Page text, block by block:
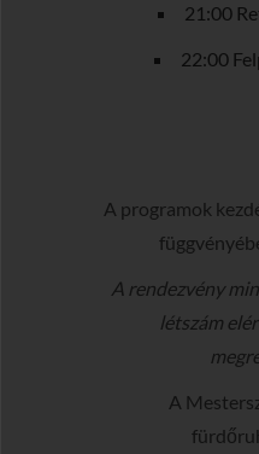
21:00
22:00
A programok
A rendezvény
létszám
A